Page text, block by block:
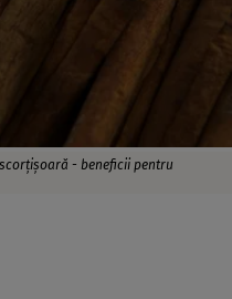
- beneficii pentru